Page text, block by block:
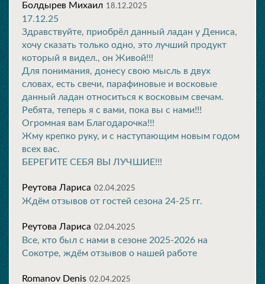
Болдырев Михаил 18.12.2025
17.12.25
Здравствуйте, приобрёл данный ладан у Дениса,
хочу сказать только одно, это лучший продукт
который я видел., он Живой!!!
Для понимания, донесу свою мысль в двух
словах, есть свечи, парафиновые и восковые
данный ладан относиться к восковым свечам.
Ребята, теперь я с вами, пока вы с нами!!!
Огромная вам Благодарочка!!!
Жму крепко руку, и с наступающим новым годом
всех вас.
БЕРЕГИТЕ СЕБЯ ВЫ ЛУЧШИЕ!!!
Реутова Лариса 02.04.2025
Ждём отзывов от гостей сезона 24-25 гг.
Реутова Лариса 02.04.2025
Все, кто был с нами в сезоне 2025-2026 на
Сокотре, ждём отзывов о нашей работе
Romanov Denis 02.04.2025